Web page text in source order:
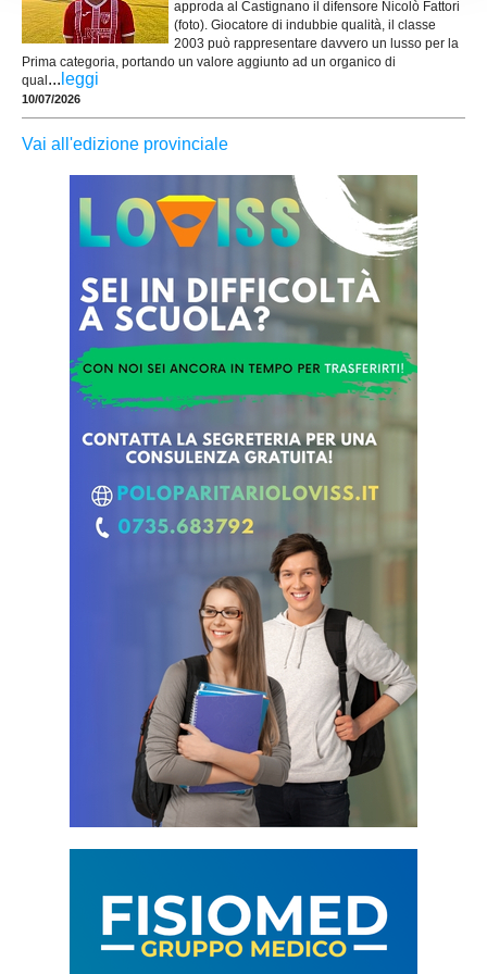
approda al Castignano il difensore Nicolò Fattori
(foto). Giocatore di indubbie qualità, il classe
2003 può rappresentare davvero un lusso per la
Prima categoria, portando un valore aggiunto ad un organico di
qual... leggi
10/07/2026
Vai all'edizione provinciale